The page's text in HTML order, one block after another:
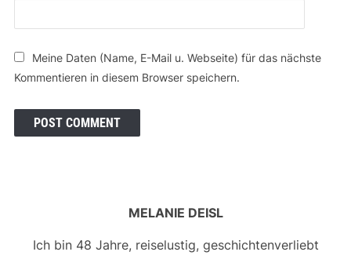
Meine Daten (Name, E-Mail u. Webseite) für das nächste
Kommentieren in diesem Browser speichern.
MELANIE DEISL
Ich bin 48 Jahre, reiselustig, geschichtenverliebt